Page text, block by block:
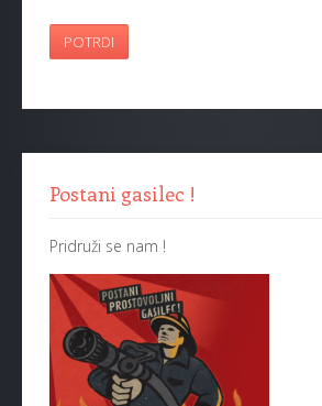
POTRDI
Postani gasilec !
Pridruži se nam !